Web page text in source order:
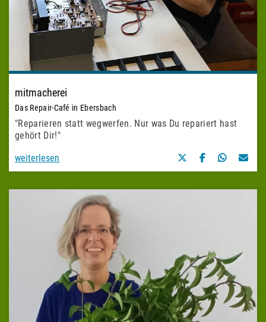
mitmacherei
Das Repair-Café in Ebersbach
"Reparieren statt wegwerfen. Nur was Du repariert hast
gehört Dir!"
weiterlesen